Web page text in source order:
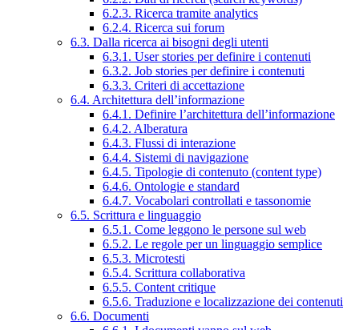
6.2.3. Ricerca tramite analytics
6.2.4. Ricerca sui forum
6.3. Dalla ricerca ai bisogni degli utenti
6.3.1. User stories per definire i contenuti
6.3.2. Job stories per definire i contenuti
6.3.3. Criteri di accettazione
6.4. Architettura dell’informazione
6.4.1. Definire l’architettura dell’informazione
6.4.2. Alberatura
6.4.3. Flussi di interazione
6.4.4. Sistemi di navigazione
6.4.5. Tipologie di contenuto (content type)
6.4.6. Ontologie e standard
6.4.7. Vocabolari controllati e tassonomie
6.5. Scrittura e linguaggio
6.5.1. Come leggono le persone sul web
6.5.2. Le regole per un linguaggio semplice
6.5.3. Microtesti
6.5.4. Scrittura collaborativa
6.5.5. Content critique
6.5.6. Traduzione e localizzazione dei contenuti
6.6. Documenti